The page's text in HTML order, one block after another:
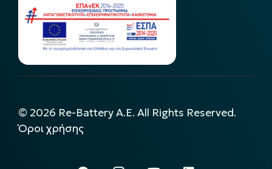
© 2026 Re-Battery A.E. All Rights Reserved.
Όροι χρήσης